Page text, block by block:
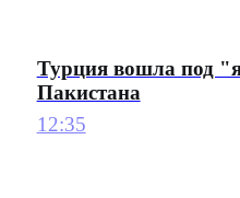
Турция вошла под
Пакистана
12:35